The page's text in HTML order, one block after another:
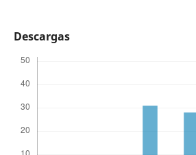
Descargas